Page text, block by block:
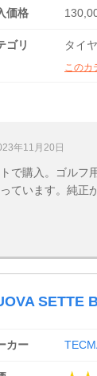
価格
ゴリ タイ
このカ
年11月20日
で購入。ゴルフ
ています。純正
SETTE
カー